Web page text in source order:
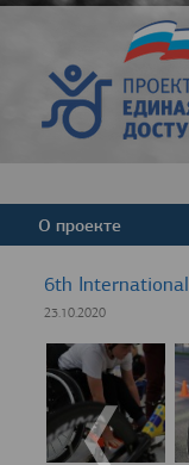
О проекте
6th
23.10.2020